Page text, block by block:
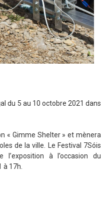
du 5 au 10 octobre 2021 dans
« Gimme Shelter » et mènera
de la ville. Le Festival 7Sóis
à l’occasion du
17h.